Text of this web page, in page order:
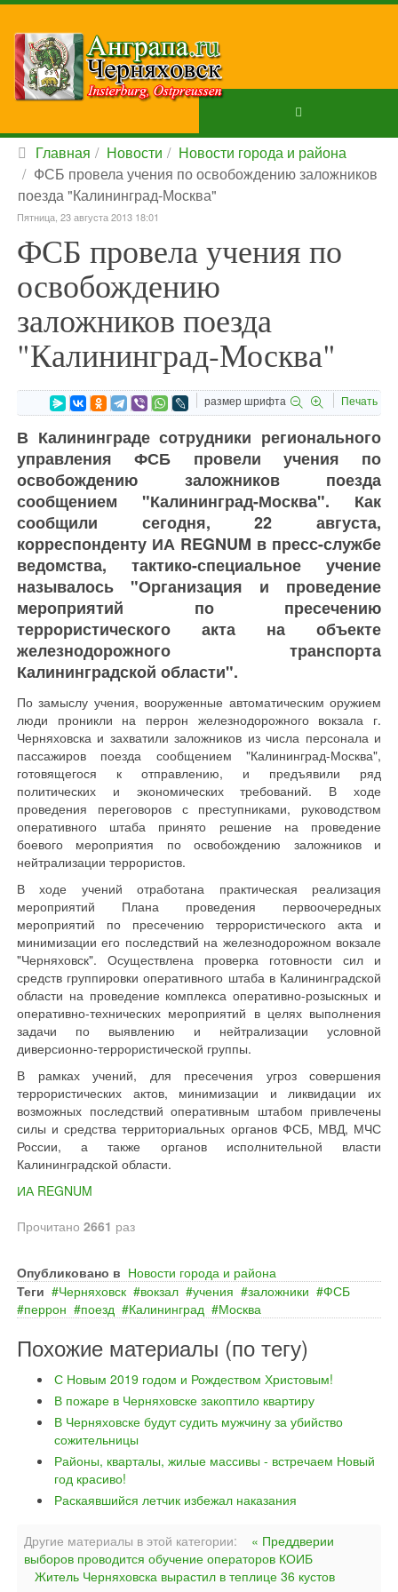
Главная Новости
Новости города и района
ФСБ провела учения по освобождению заложников
поезда "Калининград-Москва"
Пятница, 23 августа 2013 18:01
ФСБ провела учения по
освобождению
заложников поезда
"Калининград-Москва"
размер шрифта Печать
В Калининграде сотрудники регионального
управления ФСБ провели учения по
освобождению заложников поезда
сообщением "Калининград-Москва". Как
сообщили сегодня, 22 августа,
корреспонденту ИА REGNUM в пресс-службе
ведомства, тактико-специальное учение
называлось "Организация и проведение
мероприятий по пресечению
террористического акта на объекте
железнодорожного транспорта
Калининградской области".
По замыслу учения, вооруженные автоматическим оружием
люди проникли на перрон железнодорожного вокзала г.
Черняховска и захватили заложников из числа персонала и
пассажиров поезда сообщением "Калининград-Москва",
готовящегося к отправлению, и предъявили ряд
политических и экономических требований. В ходе
проведения переговоров с преступниками, руководством
оперативного штаба принято решение на проведение
боевого мероприятия по освобождению заложников и
нейтрализации террористов.
В ходе учений отработана практическая реализация
мероприятий Плана проведения первоочередных
мероприятий по пресечению террористического акта и
минимизации его последствий на железнодорожном вокзале
"Черняховск". Осуществлена проверка готовности сил и
средств группировки оперативного штаба в Калининградской
области на проведение комплекса оперативно-розыскных и
оперативно-технических мероприятий в целях выполнения
задачи по выявлению и нейтрализации условной
диверсионно-террористической группы.
В рамках учений, для пресечения угроз совершения
террористических актов, минимизации и ликвидации их
возможных последствий оперативным штабом привлечены
силы и средства территориальных органов ФСБ, МВД, МЧС
России, а также органов исполнительной власти
Калининградской области.
ИА REGNUM
Прочитано 2661 раз
Опубликовано в Новости города и района
Теги
Черняховск вокзал учения заложники
ФСБ
перрон
поезд Калининград Москва
Похожие материалы (по тегу)
С Новым 2019 годом и Рождеством Христовым!
В пожаре в Черняховске закоптило квартиру
В Черняховске будут судить мужчину за убийство
сожительницы
Районы, кварталы, жилые массивы - встречаем Новый
год красиво!
Раскаявшийся летчик избежал наказания
Другие материалы в этой категории:
« Преддверии
выборов проводится обучение операторов КОИБ
Житель Черняховска вырастил в теплице 36 кустов